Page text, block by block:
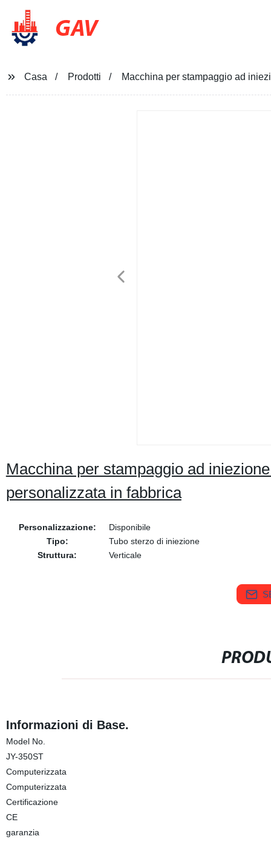
GAV
Casa Prodotti Macchina per stampaggio ad
Macchina per stampaggio ad
personalizzata in fabbrica
Personalizzazione:
Disponibile
Tipo:
Tubo sterzo di iniezione
Struttura:
Verticale
Informazioni di Base.
Model No.
JY-350ST
Computerizzata
Computerizzata
Certificazione
CE
garanzia